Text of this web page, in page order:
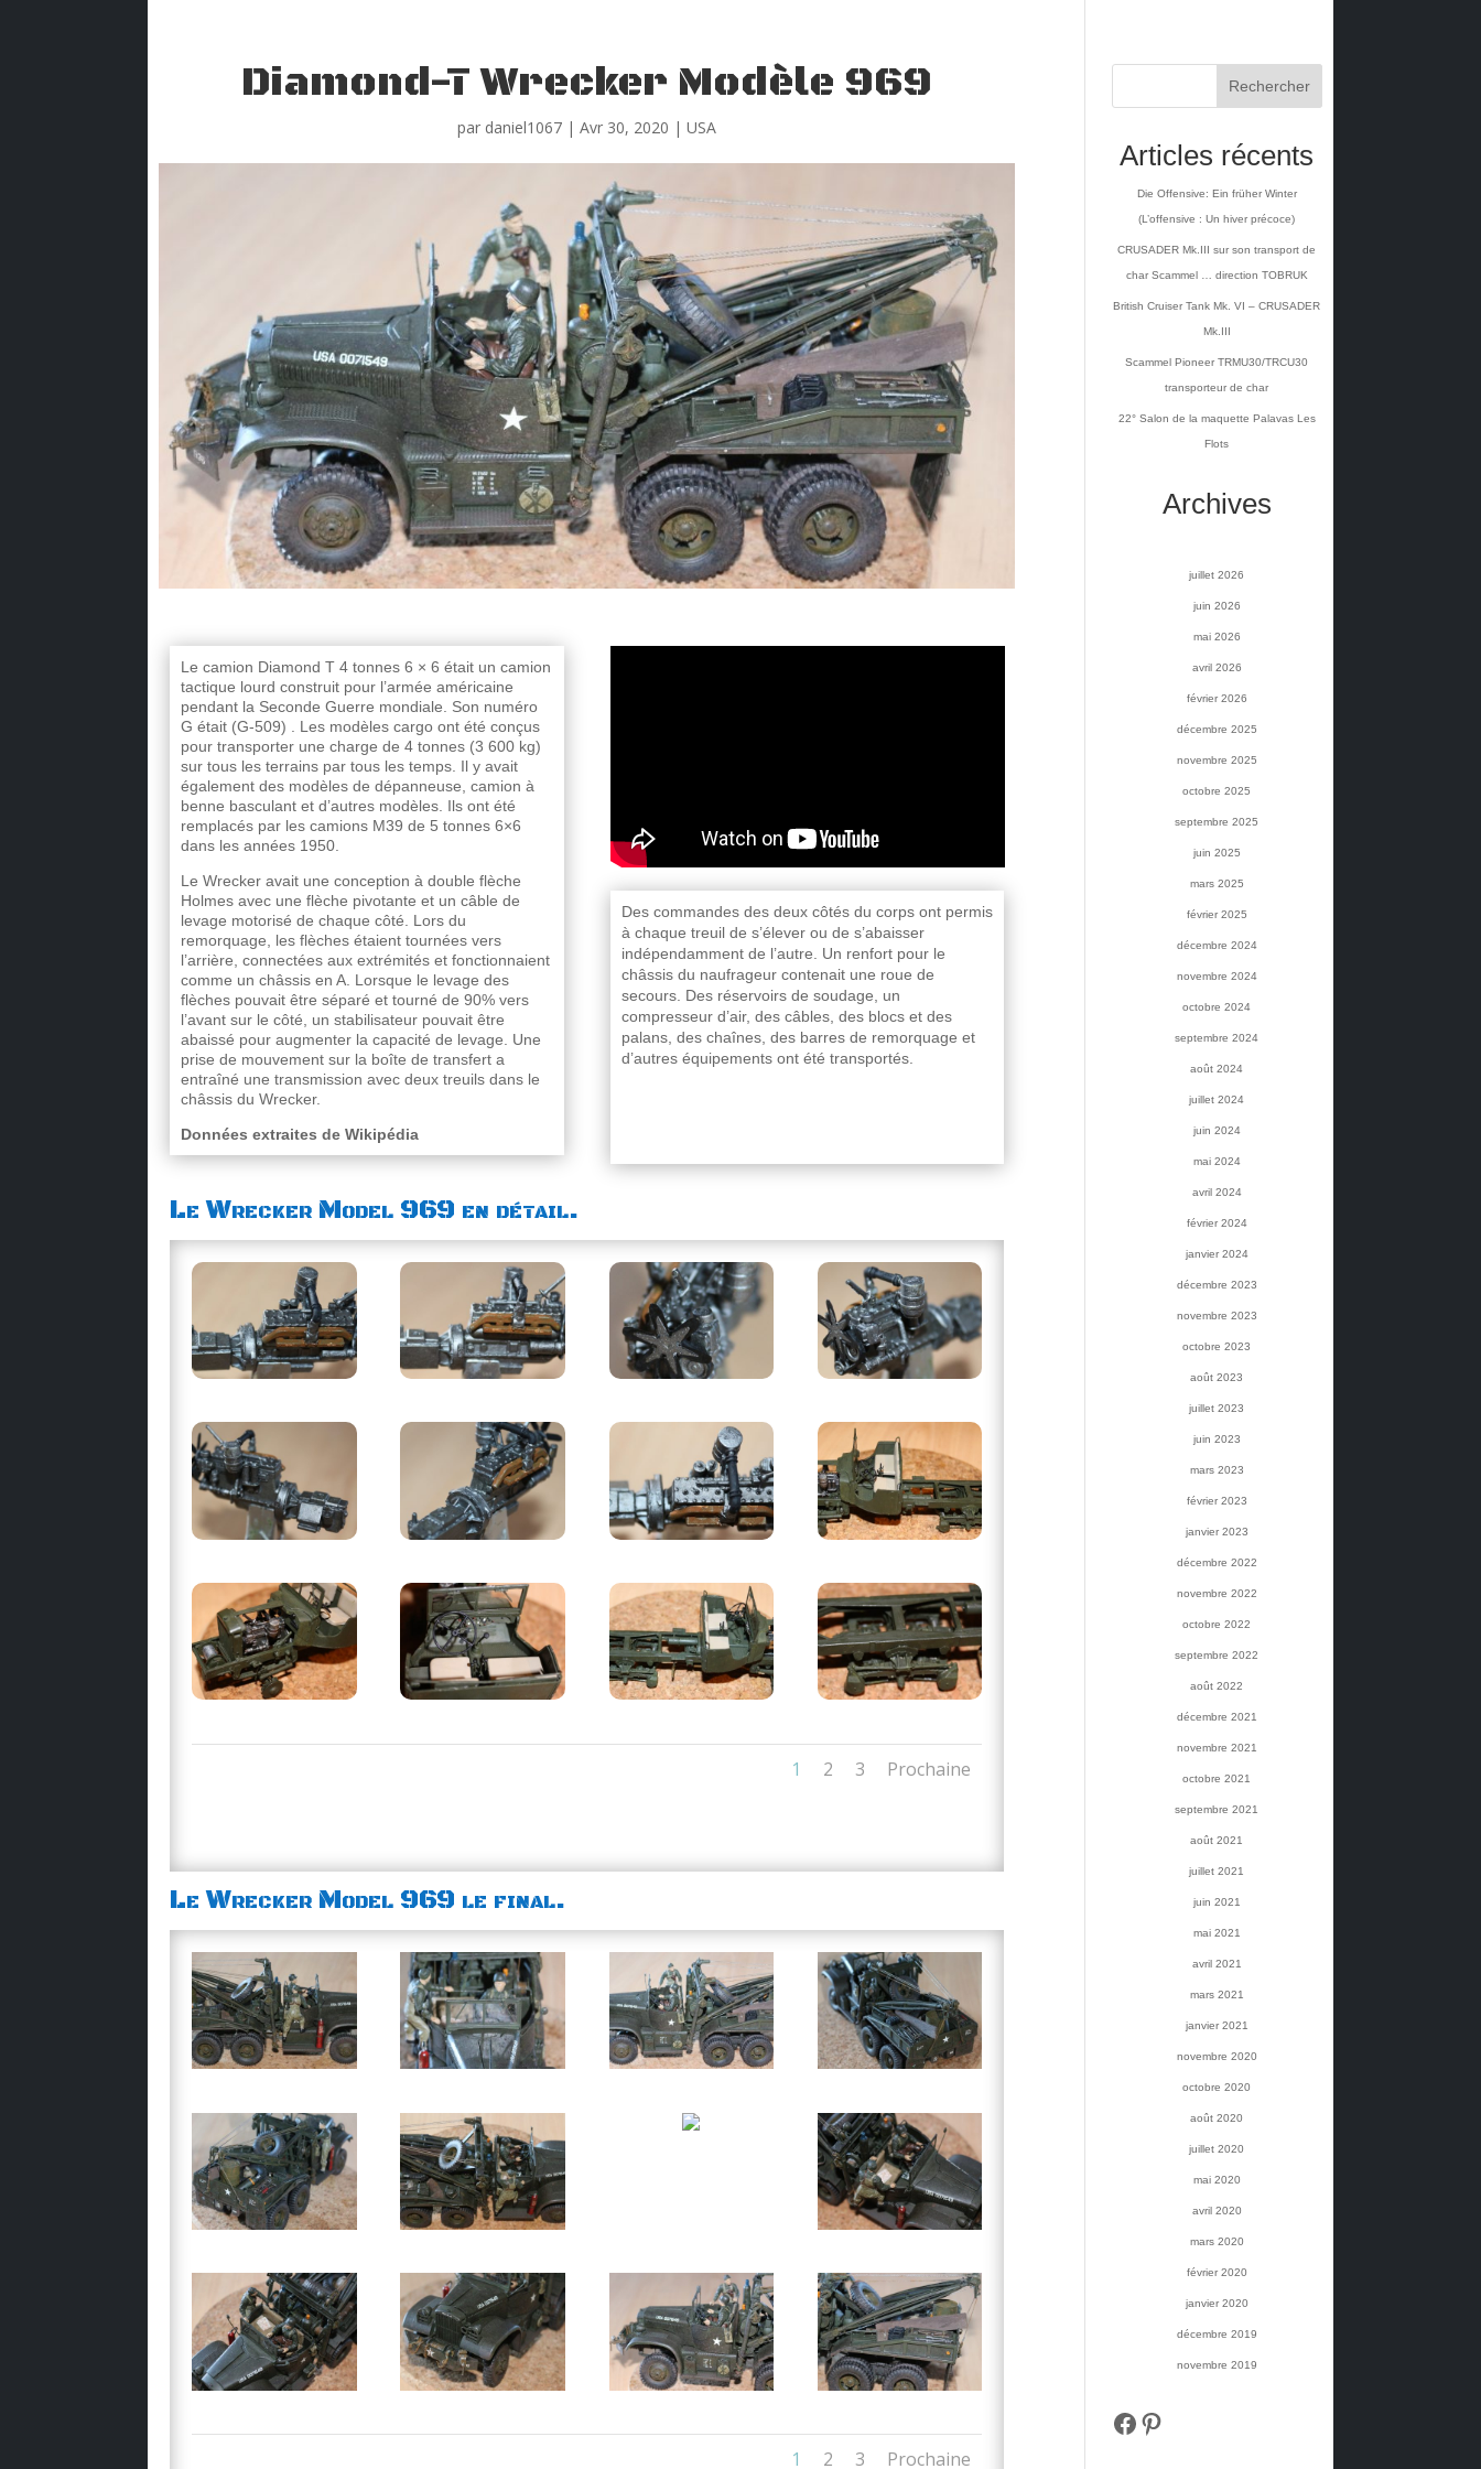
Diamond-T Wrecker Modèle 969
par daniel1067 |Avr 30, 2020 |USA
Le camion Diamond T 4 tonnes 6 × 6 était un camion
tactique lourd construit pour l’armée américaine
pendant la Seconde Guerre mondiale. Son numéro
G était (G-509) . Les modèles cargo ont été conçus
pour transporter une charge de 4 tonnes (3 600 kg)
sur tous les terrains par tous les temps. Il y avait
également des modèles de dépanneuse, camion à
benne basculant et d’autres modèles. Ils ont été
remplacés par les camions M39 de 5 tonnes 6×6
dans les années 1950.
Le Wrecker avait une conception à double flèche
Holmes avec une flèche pivotante et un câble de
levage motorisé de chaque côté. Lors du
remorquage, les flèches étaient tournées vers
l’arrière, connectées aux extrémités et fonctionnaient
comme un châssis en A. Lorsque le levage des
flèches pouvait être séparé et tourné de 90% vers
l’avant sur le côté, un stabilisateur pouvait être
abaissé pour augmenter la capacité de levage. Une
prise de mouvement sur la boîte de transfert a
entraîné une transmission avec deux treuils dans le
châssis du Wrecker.
Données extraites de Wikipédia
Des commandes des deux côtés du corps ont permis
à chaque treuil de s’élever ou de s’abaisser
indépendamment de l’autre. Un renfort pour le
châssis du naufrageur contenait une roue de
secours. Des réservoirs de soudage, un
compresseur d’air, des câbles, des blocs et des
palans, des chaînes, des barres de remorquage et
d’autres équipements ont été transportés.
Le Wrecker Model 969 en détail.
1 2 3 Prochaine
Le Wrecker Model 969 le final.
1 2 3 Prochaine
Rechercher
Articles récents
Die Offensive: Ein früher Winter
(L’offensive : Un hiver précoce)
CRUSADER Mk.III sur son transport de
char Scammel … direction TOBRUK
British Cruiser Tank Mk. VI – CRUSADER
Mk.III
Scammel Pioneer TRMU30/TRCU30
transporteur de char
22° Salon de la maquette Palavas Les
Flots
Archives
juillet 2026
juin 2026
mai 2026
avril 2026
février 2026
décembre 2025
novembre 2025
octobre 2025
septembre 2025
juin 2025
mars 2025
février 2025
décembre 2024
novembre 2024
octobre 2024
septembre 2024
août 2024
juillet 2024
juin 2024
mai 2024
avril 2024
février 2024
janvier 2024
décembre 2023
novembre 2023
octobre 2023
août 2023
juillet 2023
juin 2023
mars 2023
février 2023
janvier 2023
décembre 2022
novembre 2022
octobre 2022
septembre 2022
août 2022
décembre 2021
novembre 2021
octobre 2021
septembre 2021
août 2021
juillet 2021
juin 2021
mai 2021
avril 2021
mars 2021
janvier 2021
novembre 2020
octobre 2020
août 2020
juillet 2020
mai 2020
avril 2020
mars 2020
février 2020
janvier 2020
décembre 2019
novembre 2019
Facebook
Pinterest